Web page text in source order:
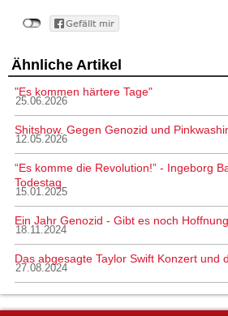
Ähnliche Artikel
"Es kommen härtere Tage"
25.06.2026
Shitshow. Gegen Genozid und
12.05.2026
“Es komme die Revolution!” - Ingeborg
Todestag
15.01.2025
Ein Jahr Genozid - Gibt es noch
18.11.2024
Das abgesagte Taylor Swift Konzert und
27.08.2024